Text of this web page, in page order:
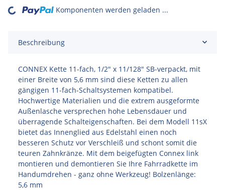
Loading... Komponenten werden geladen ...
Beschreibung
CONNEX Kette 11-fach, 1/2" x 11/128" SB-verpackt, mit
einer Breite von 5,6 mm sind diese Ketten zu allen
gängigen 11-fach-Schaltsystemen kompatibel.
Hochwertige Materialien und die extrem ausgeformte
Außenlasche versprechen hohe Lebensdauer und
überragende Schalteigenschaften. Bei dem Modell 11sX
bietet das Innenglied aus Edelstahl einen noch
besseren Schutz vor Verschleiß und schont somit die
teuren Zahnkränze. Mit dem beigefügten Connex link
montieren und demontieren Sie Ihre Fahrradkette im
Handumdrehen - ganz ohne Werkzeug! Bolzenlänge:
5,6 mm